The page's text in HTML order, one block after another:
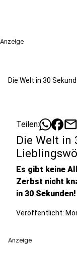
Anzeige
Die Welt in 30
Teilen: mail
Die Welt in
Es gibt keine
Zerbst nicht
in 30 Sekunden!
Veröffentlicht:
Anzeige